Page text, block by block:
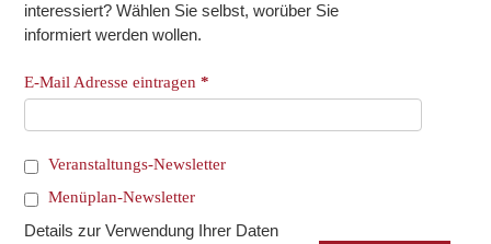
interessiert? Wählen Sie selbst, worüber Sie
informiert werden wollen.
E-Mail Adresse eintragen*
Veranstaltungs-Newsletter
Menüplan-Newsletter
Details zur Verwendung Ihrer Daten